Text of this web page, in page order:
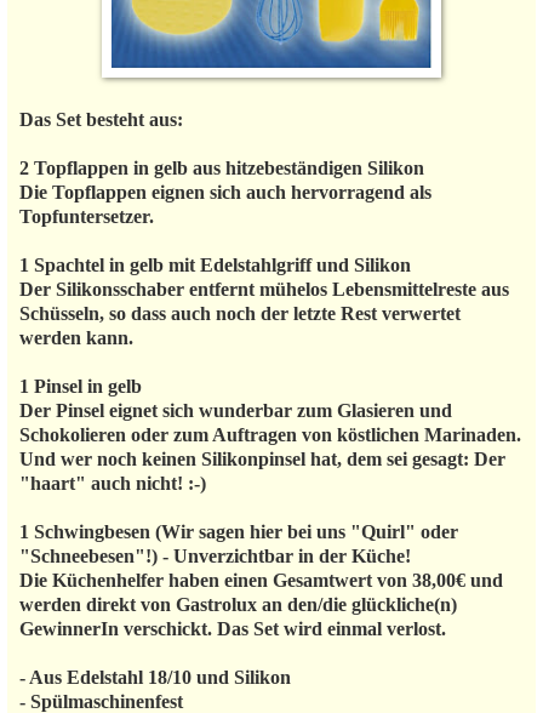
Das Set besteht aus:
2 Topflappen in gelb aus hitzebeständigen Silikon
Die Topflappen eignen sich auch hervorragend als
Topfuntersetzer.
1 Spachtel in gelb mit Edelstahlgriff und Silikon
Der Silikonsschaber entfernt mühelos Lebensmittelreste aus
Schüsseln, so dass auch noch der letzte Rest verwertet
werden kann.
1 Pinsel in gelb
Der Pinsel eignet sich wunderbar zum Glasieren und
Schokolieren oder zum Auftragen von köstlichen Marinaden.
Und wer noch keinen Silikonpinsel hat, dem sei gesagt: Der
"haart" auch nicht! :-)
1 Schwingbesen (Wir sagen hier bei uns "Quirl" oder
"Schneebesen"!) - Unverzichtbar in der Küche!
Die Küchenhelfer haben einen Gesamtwert von 38,00€ und
werden direkt von Gastrolux an den/die glückliche(n)
GewinnerIn verschickt. Das Set wird einmal verlost.
- Aus Edelstahl 18/10 und Silikon
- Spülmaschinenfest